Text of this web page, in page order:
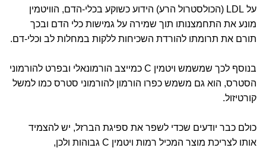
על LDL (הכולסטרול הרע) הידוע כשוקע בכלי-הדם, הוויטמין
מונע את התחמצנותו תוך שמירה על גמישות כלי הדם ובכך
תורם את תרומתו להורדת השכיחות ללקות במחלות לב וכלי-דם.
בנוסף לכך שמשמש ויטמין C כמייצב הורמונאלי ובפרט להורמוני
הסטרס, הוא גם משמש כפרו הורמון להורמוני סטרס כמו למשל
קורטיזול.
כולם כבר יודעים שכדי לשפר את ספיגת הברזל, יש להצמיד
אותו לצריכת מוצר המכיל רמות ויטמין C גבוהות ולכן,